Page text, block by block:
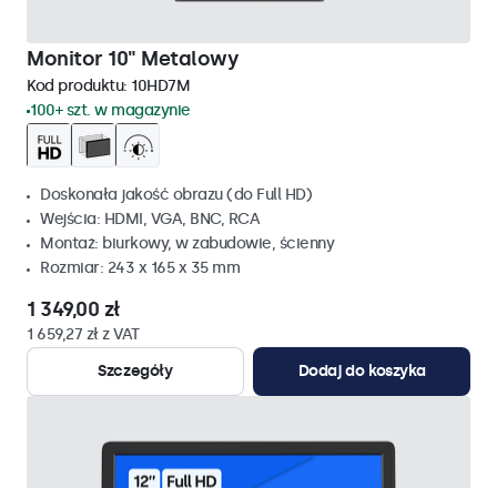
Monitor 10" Metalowy
Kod produktu: 10HD7M
100+ szt. w magazynie
Doskonała jakość obrazu (do Full HD)
Wejścia: HDMI, VGA, BNC, RCA
Montaż: biurkowy, w zabudowie, ścienny
Rozmiar: 243 x 165 x 35 mm
1 349,00 zł
1 659,27 zł z VAT
Szczegóły
Dodaj do koszyka